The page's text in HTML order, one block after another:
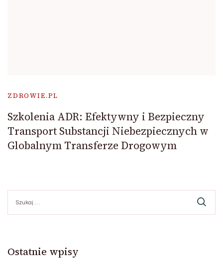
ZDROWIE.PL
Szkolenia ADR: Efektywny i Bezpieczny
Transport Substancji Niebezpiecznych w
Globalnym Transferze Drogowym
Ostatnie wpisy